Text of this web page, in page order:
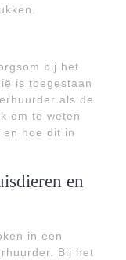
bij het
is toegestaan
als de
om te weten
hoe dit in
en
in een
Bij het